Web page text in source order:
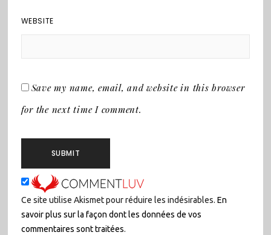
WEBSITE
Save my name, email, and website in this browser
for the next time I comment.
Ce site utilise Akismet pour réduire les indésirables. En
savoir plus sur la façon dont les données de vos
commentaires sont traitées.